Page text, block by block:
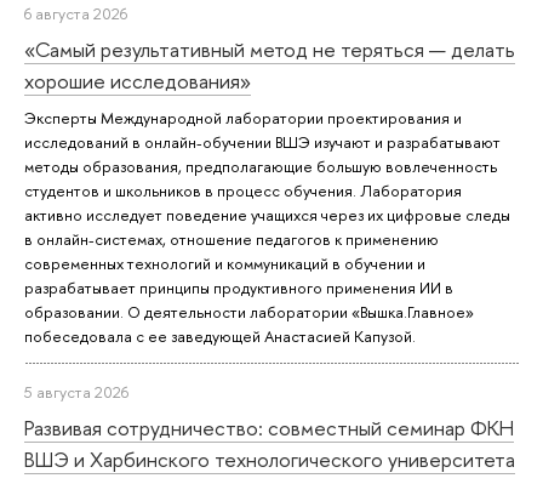
6 августа 2026
«Самый результативный метод не теряться — делать
хорошие исследования»
Эксперты Международной лаборатории проектирования и
исследований в онлайн-обучении ВШЭ изучают и разрабатывают
методы образования, предполагающие большую вовлеченность
студентов и школьников в процесс обучения. Лаборатория
активно исследует поведение учащихся через их цифровые следы
в онлайн-системах, отношение педагогов к применению
современных технологий и коммуникаций в обучении и
разрабатывает принципы продуктивного применения ИИ в
образовании. О деятельности лаборатории «Вышка.Главное»
побеседовала с ее заведующей Анастасией Капузой.
5 августа 2026
Развивая сотрудничество: совместный семинар ФКН
ВШЭ и Харбинского технологического университета